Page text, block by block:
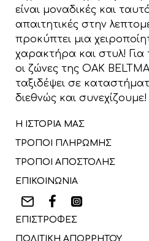
είναι μοναδικές και
απαιτητικές στην
προκύπτει μια
χαρακτήρα και στυλ! Για
οι ζώνες της OAK
ταξιδέψει σε
διεθνώς και συνεχίζουμε!
Η ΙΣΤΟΡΙΑ ΜΑΣ
ΤΡΟΠΟΙ ΠΛΗΡΩΜΗΣ
ΤΡΟΠΟΙ ΑΠΟΣΤΟΛΗΣ
ΕΠΙΚΟΙΝΩΝΙΑ
ΕΠΙΣΤΡΟΦΕΣ
ΠΟΛΙΤΙΚΗ ΑΠΟΡΡΗΤΟΥ